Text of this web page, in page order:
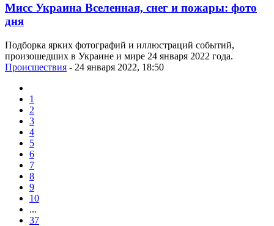
Мисс Украина Вселенная, снег и пожары: фото
дня
Подборка ярких фотографий и иллюстраций событий,
произошедших в Украине и мире 24 января 2022 года.
Проиcшествия - 24 января 2022, 18:50
1
2
3
4
5
6
7
8
9
10
...
37